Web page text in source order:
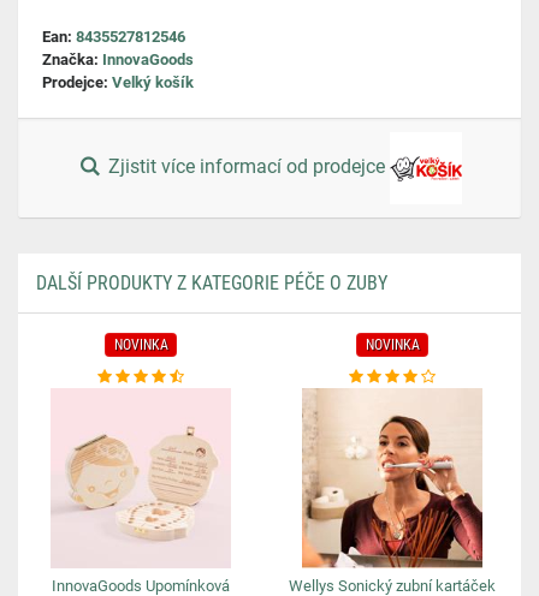
Ean: 8435527812546
Značka: InnovaGoods
Prodejce: Velký košík
Zjistit více informací od prodejce
DALŠÍ PRODUKTY Z KATEGORIE PÉČE O ZUBY
NOVINKA
InnovaGoods Upomínková
NOVINKA
Wellys Sonický zubní kartáček